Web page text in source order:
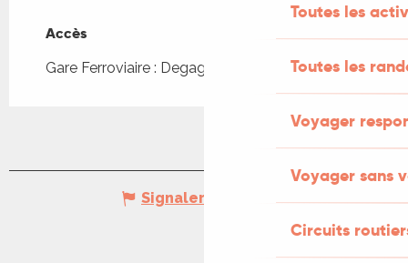
Toutes les
Toutes les
Voyager
Voyager sans
Circuits
Accès
Accès
Gare Ferroviaire : Degagnac à 2km
Signaler une erreur